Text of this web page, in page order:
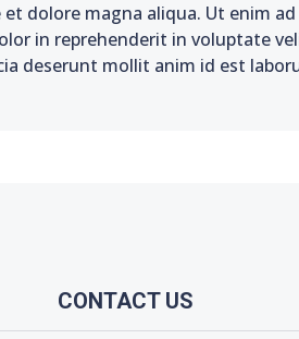
dolore magna aliqua. Ut enim
in reprehenderit in voluptate
deserunt mollit anim id est
CONTACT US